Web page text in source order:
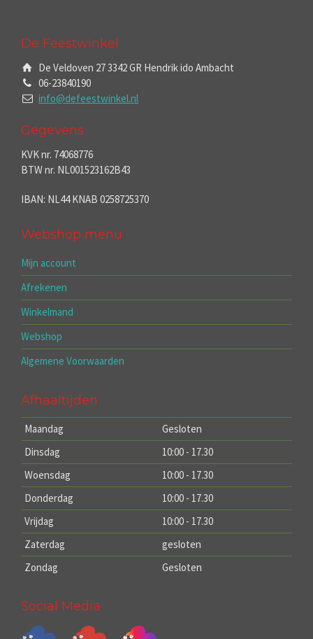
De Feestwinkel
De Veldoven 27 3342 GR Hendrik ido Ambacht
06-23840190
info@defeestwinkel.nl
Gegevens
KVK nr. 74068776
BTW nr. NL001523162B43
IBAN: NL44 KNAB 0258725370
Webshop menu
Mijn account
Afrekenen
Winkelmand
Webshop
Algemene Voorwaarden
Afhaaltijden
Maandag
Gesloten
Dinsdag
10:00 - 17.30
Woensdag
10:00 - 17.30
Donderdag
10:00 - 17.30
Vrijdag
10:00 - 17.30
Zaterdag
gesloten
Zondag
Gesloten
Social Media